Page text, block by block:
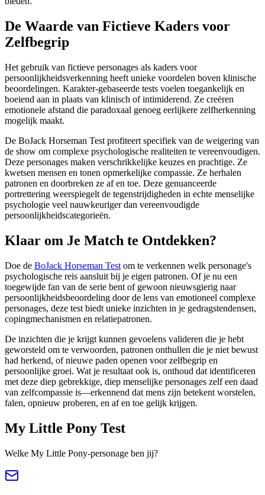
De Waarde van Fictieve Kaders voor
Zelfbegrip
Het gebruik van fictieve personages als kaders voor
persoonlijkheidsverkenning heeft unieke voordelen boven klinische
beoordelingen. Karakter-gebaseerde tests voelen toegankelijk en
boeiend aan in plaats van klinisch of intimiderend. Ze creëren
emotionele afstand die paradoxaal genoeg eerlijkere zelfherkenning
mogelijk maakt.
De BoJack Horseman Test profiteert specifiek van de weigering van
de show om complexe psychologische realiteiten te vereenvoudigen.
Deze personages maken verschrikkelijke keuzes en prachtige. Ze
kwetsen mensen en tonen opmerkelijke compassie. Ze herhalen
patronen en doorbreken ze af en toe. Deze genuanceerde
portrettering weerspiegelt de tegenstrijdigheden in echte menselijke
psychologie veel nauwkeuriger dan vereenvoudigde
persoonlijkheidscategorieën.
Klaar om Je Match te Ontdekken?
Doe de BoJack Horseman Test om te verkennen welk personage's
psychologische reis aansluit bij je eigen patronen. Of je nu een
toegewijde fan van de serie bent of gewoon nieuwsgierig naar
persoonlijkheidsbeoordeling door de lens van emotioneel complexe
personages, deze test biedt unieke inzichten in je gedragstendensen,
copingmechanismen en relatiepatronen.
De inzichten die je krijgt kunnen gevoelens valideren die je hebt
geworsteld om te verwoorden, patronen onthullen die je niet bewust
had herkend, of nieuwe paden openen voor zelfbegrip en
persoonlijke groei. Wat je resultaat ook is, onthoud dat identificeren
met deze diep gebrekkige, diep menselijke personages zelf een daad
van zelfcompassie is—erkennend dat mens zijn betekent worstelen,
falen, opnieuw proberen, en af en toe gelijk krijgen.
My Little Pony Test
Welke My Little Pony-personage ben jij?